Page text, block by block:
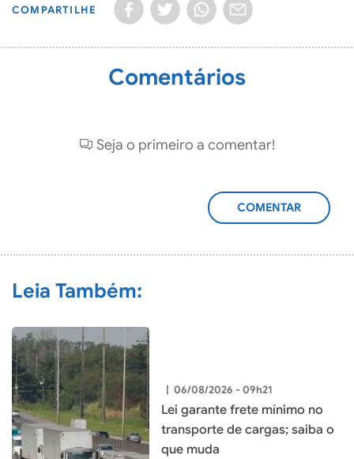
COMPARTILHE
Comentários
Seja o primeiro a comentar!
ADICIONAR
Leia Também:
| 06/08/2026 - 09h21
Lei garante frete mínimo no
transporte de cargas; saiba o
que muda